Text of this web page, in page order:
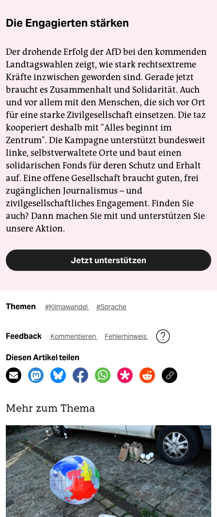
Die Engagierten stärken
Der drohende Erfolg der AfD bei den kommenden
Landtagswahlen zeigt, wie stark rechtsextreme
Kräfte inzwischen geworden sind. Gerade jetzt
braucht es Zusammenhalt und Solidarität. Auch
und vor allem mit den Menschen, die sich vor Ort
für eine starke Zivilgesellschaft einsetzen. Die taz
kooperiert deshalb mit "Alles beginnt im
Zentrum". Die Kampagne unterstützt bundesweit
linke, selbstverwaltete Orte und baut einen
solidarischen Fonds für deren Schutz und Erhalt
auf. Eine offene Gesellschaft braucht guten, frei
zugänglichen Journalismus – und
zivilgesellschaftliches Engagement. Finden Sie
auch? Dann machen Sie mit und unterstützen Sie
unsere Aktion.
Jetzt unterstützen
Themen #Klimawandel #Sprache
Feedback Kommentieren Fehlerhinweis
Diesen Artikel teilen
Mehr zum Thema